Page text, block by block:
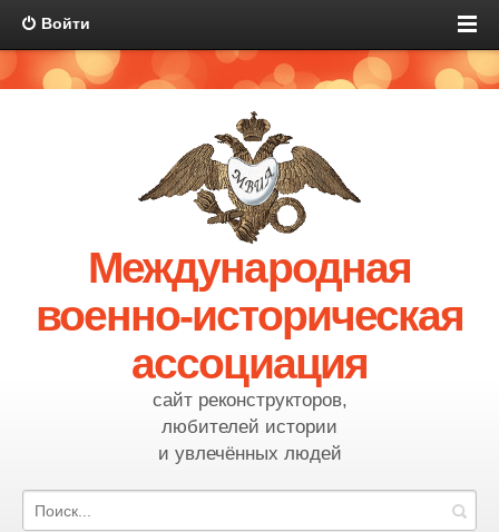
Войти
Международная
военно-историческая
ассоциация
сайт реконструкторов,
любителей истории
и увлечённых людей